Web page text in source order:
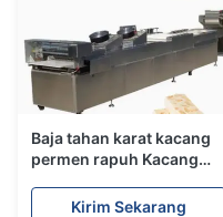
Baja tahan karat kacang
permen rapuh Kacang
versi bahasa Inggris
Kirim Sekarang